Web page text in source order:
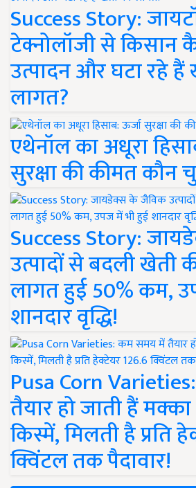
Success Story:
टेक्नोलॉजी से किसान
उत्पादन और घटा रहे हैं
लागत?
एथेनॉल का अधूरा
सुरक्षा की कीमत कौन
Success Story:
उत्पादों से बदली खेती
लागत हुई 50% कम,
शानदार वृद्धि!
Pusa Corn
तैयार हो जाती हैं
किस्में, मिलती है प्रति
क्विंटल तक पैदावार!